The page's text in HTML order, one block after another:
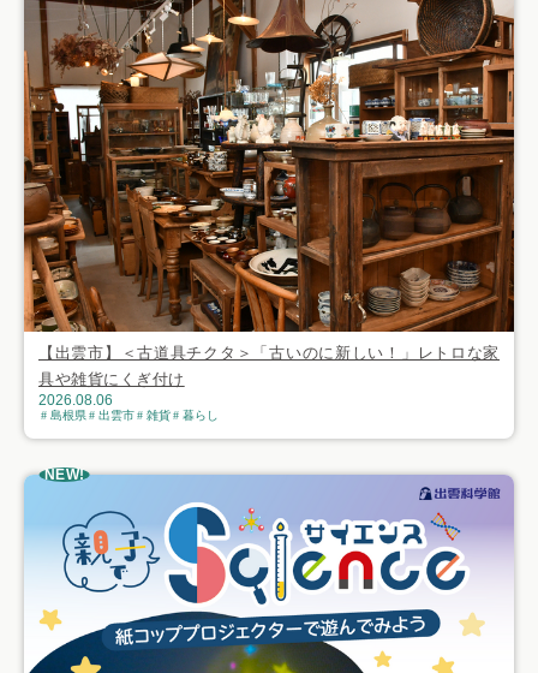
【出雲市】＜古道具チクタ＞「古いのに新しい！」レトロな家
具や雑貨にくぎ付け
2026.08.06
島根県 出雲市 雑貨 暮らし
NEW!